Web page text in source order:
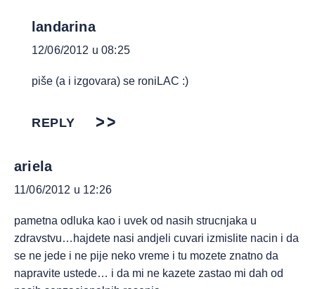
landarina
12/06/2012 u 08:25
piše (a i izgovara) se roniLAC :)
REPLY
ariela
11/06/2012 u 12:26
pametna odluka kao i uvek od nasih strucnjaka u
zdravstvu…hajdete nasi andjeli cuvari izmislite nacin i da
se ne jede i ne pije neko vreme i tu mozete znatno da
napravite ustede… i da mi ne kazete zastao mi dah od